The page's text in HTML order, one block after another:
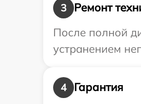
3
Ремонт
После полной
устранением
4
Гарантия